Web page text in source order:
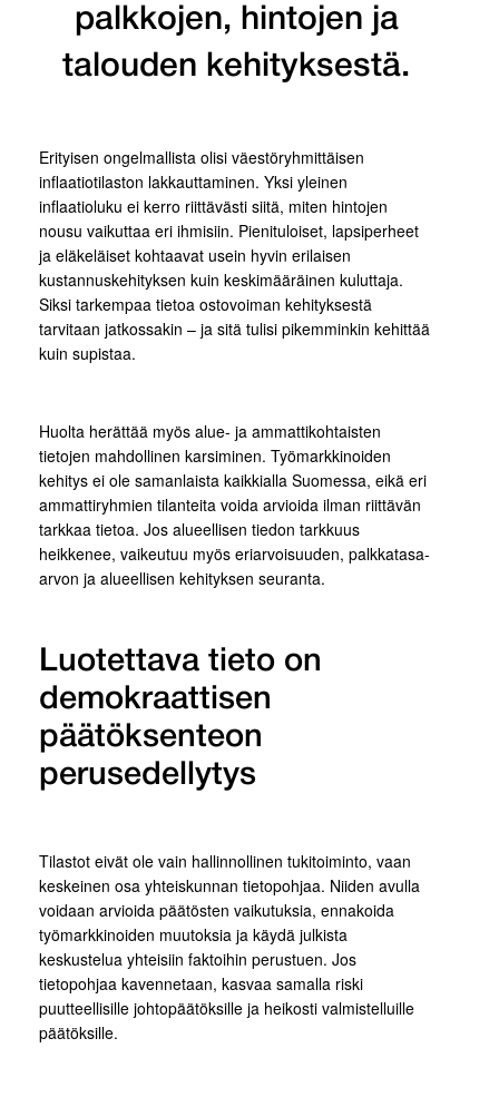
palkkojen, hintojen ja
talouden kehityksestä.
Erityisen ongelmallista olisi väestöryhmittäisen
inflaatiotilaston lakkauttaminen. Yksi yleinen
inflaatioluku ei kerro riittävästi siitä, miten hintojen
nousu vaikuttaa eri ihmisiin. Pienituloiset, lapsiperheet
ja eläkeläiset kohtaavat usein hyvin erilaisen
kustannuskehityksen kuin keskimääräinen kuluttaja.
Siksi tarkempaa tietoa ostovoiman kehityksestä
tarvitaan jatkossakin – ja sitä tulisi pikemminkin kehittää
kuin supistaa.
Huolta herättää myös alue- ja ammattikohtaisten
tietojen mahdollinen karsiminen. Työmarkkinoiden
kehitys ei ole samanlaista kaikkialla Suomessa, eikä eri
ammattiryhmien tilanteita voida arvioida ilman riittävän
tarkkaa tietoa. Jos alueellisen tiedon tarkkuus
heikkenee, vaikeutuu myös eriarvoisuuden, palkkatasa-
arvon ja alueellisen kehityksen seuranta.
Luotettava tieto on
demokraattisen
päätöksenteon
perusedellytys
Tilastot eivät ole vain hallinnollinen tukitoiminto, vaan
keskeinen osa yhteiskunnan tietopohjaa. Niiden avulla
voidaan arvioida päätösten vaikutuksia, ennakoida
työmarkkinoiden muutoksia ja käydä julkista
keskustelua yhteisiin faktoihin perustuen. Jos
tietopohjaa kavennetaan, kasvaa samalla riski
puutteellisille johtopäätöksille ja heikosti valmistelluille
päätöksille.